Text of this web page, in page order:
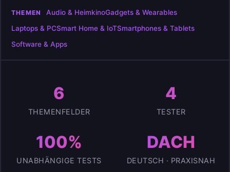
THEMEN Audio & HeimkinoGadgets & Wearables
Laptops & PCSmart Home & IoTSmartphones & Tablets
Software & Apps
6
THEMENFELDER
4
TESTER
100%
UNABHÄNGIGE TESTS
DACH
DEUTSCH · PRAXISNAH